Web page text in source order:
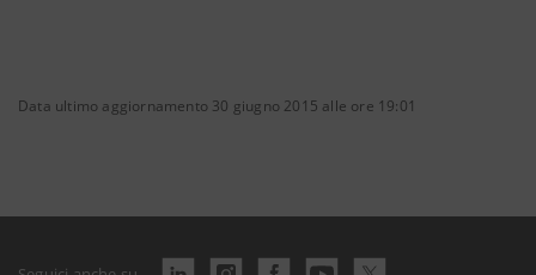
Data ultimo aggiornamento 30 giugno 2015 alle ore 19:01